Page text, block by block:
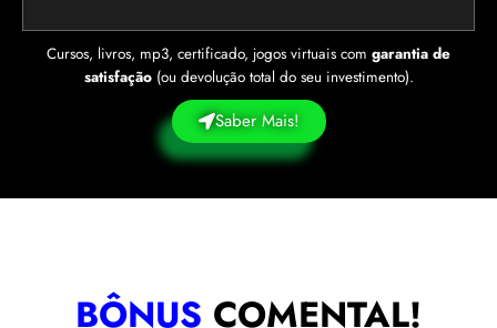
Cursos, livros, mp3, certificado, jogos virtuais com garantia de
satisfação(ou devolução total do seu investimento).
Saber Mais!
BÔNUS COMENTAL!